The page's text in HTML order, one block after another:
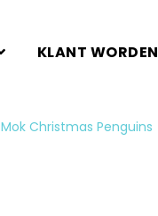
KLANT WORDEN
Mok Christmas Penguins